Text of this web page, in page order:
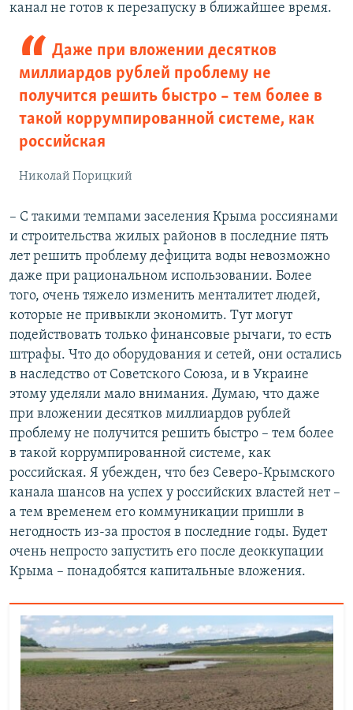
канал не готов к перезапуску в ближайшее время.
Даже при вложении десятков
миллиардов рублей проблему не
получится решить быстро – тем более в
такой коррумпированной системе, как
российская
Николай Порицкий
– С такими темпами заселения Крыма россиянами
и строительства жилых районов в последние пять
лет решить проблему дефицита воды невозможно
даже при рациональном использовании. Более
того, очень тяжело изменить менталитет людей,
которые не привыкли экономить. Тут могут
подействовать только финансовые рычаги, то есть
штрафы. Что до оборудования и сетей, они остались
в наследство от Советского Союза, и в Украине
этому уделяли мало внимания. Думаю, что даже
при вложении десятков миллиардов рублей
проблему не получится решить быстро – тем более
в такой коррумпированной системе, как
российская. Я убежден, что без Северо-Крымского
канала шансов на успех у российских властей нет –
а тем временем его коммуникации пришли в
негодность из-за простоя в последние годы. Будет
очень непросто запустить его после деоккупации
Крыма – понадобятся капитальные вложения.